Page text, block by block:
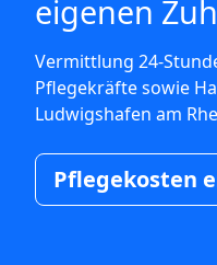
eigenen
Vermittlung 24-
Pflegekräfte sowie
Ludwigshafen am
Pflegekosten